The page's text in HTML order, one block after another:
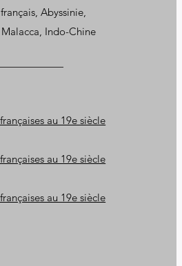
Abyssinie,
Indo-Chine
au 19e siècle
au 19e siècle
au 19e siècle